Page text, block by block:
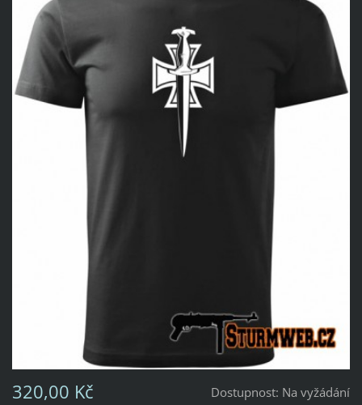
Dostupnost: Na vyžádání
320,00 Kč